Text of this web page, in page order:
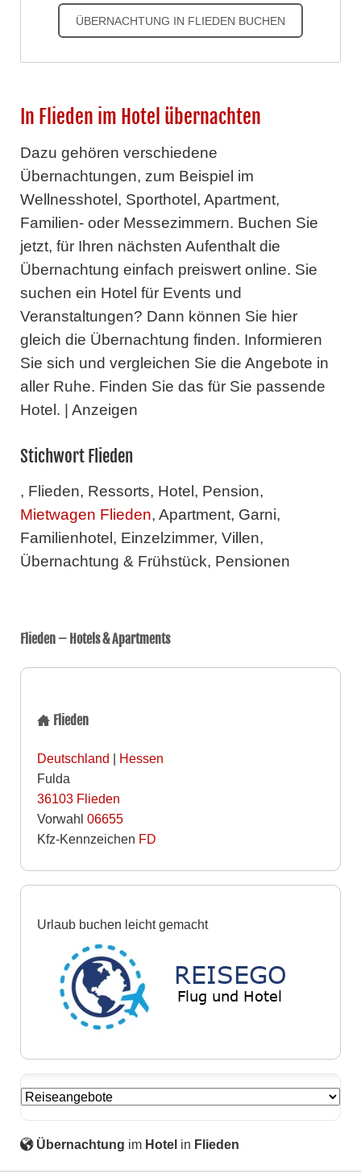
ÜBERNACHTUNG IN FLIEDEN BUCHEN
In Flieden im Hotel übernachten
Dazu gehören verschiedene
Übernachtungen, zum Beispiel im
Wellnesshotel, Sporthotel, Apartment,
Familien- oder Messezimmern. Buchen Sie
jetzt, für Ihren nächsten Aufenthalt die
Übernachtung einfach preiswert online. Sie
suchen ein Hotel für Events und
Veranstaltungen? Dann können Sie hier
gleich die Übernachtung finden. Informieren
Sie sich und vergleichen Sie die Angebote in
aller Ruhe. Finden Sie das für Sie passende
Hotel. | Anzeigen
Stichwort Flieden
, Flieden, Ressorts, Hotel, Pension,
Mietwagen Flieden, Apartment, Garni,
Familienhotel, Einzelzimmer, Villen,
Übernachtung & Frühstück, Pensionen
Flieden – Hotels & Apartments
Flieden
Deutschland | Hessen
Fulda
36103 Flieden
Vorwahl 06655
Kfz-Kennzeichen FD
Urlaub buchen leicht gemacht
Übernachtung im Hotel in Flieden